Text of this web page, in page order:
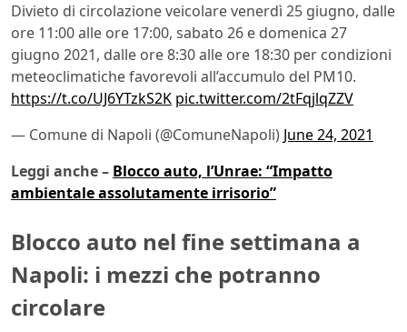
Divieto di circolazione veicolare venerdì 25 giugno, dalle
ore 11:00 alle ore 17:00, sabato 26 e domenica 27
giugno 2021, dalle ore 8:30 alle ore 18:30 per condizioni
meteoclimatiche favorevoli all’accumulo del PM10.
https://t.co/UJ6YTzkS2K pic.twitter.com/2tFqjlqZZV
— Comune di Napoli (@ComuneNapoli) June 24, 2021
Leggi anche – Blocco auto, l’Unrae: “Impatto
ambientale assolutamente irrisorio”
Blocco auto nel fine settimana a
Napoli: i mezzi che potranno
circolare